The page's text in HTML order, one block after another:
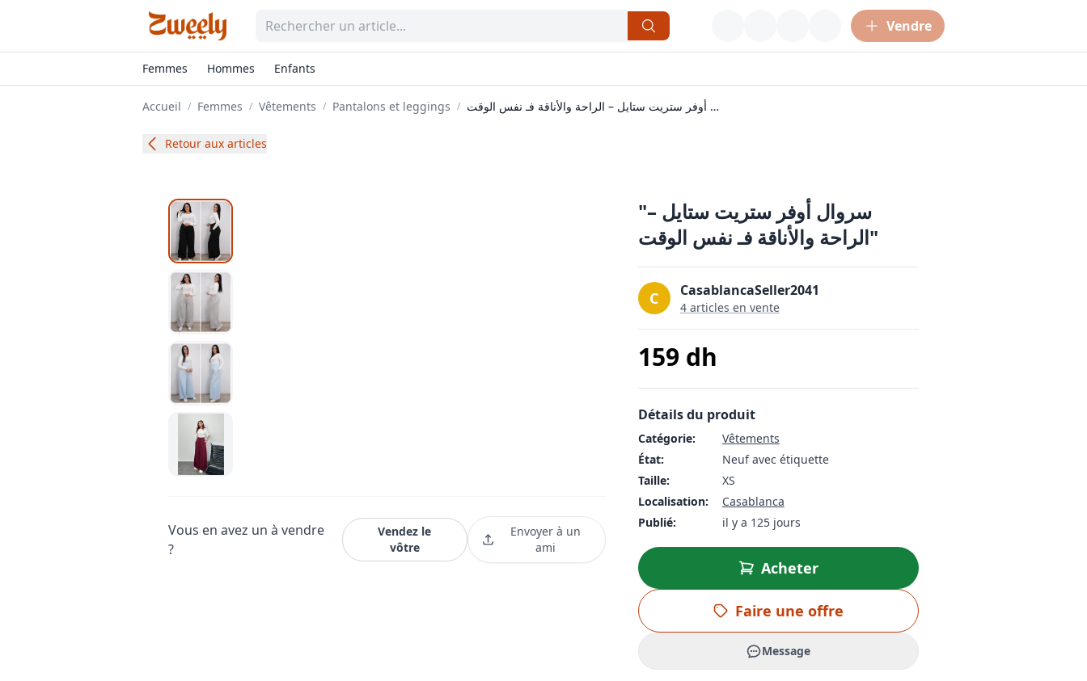
Vendre
Femmes Hommes Enfants
Accueil / Femmes / Vêtements / Pantalons et leggings / سروال أوفر ستريت ستايل – الراحة والأناقة فـ نفس الوقت
Retour aux articles
Vous en avez un à vendre
?
Vendez le
vôtre
Envoyer à un
ami
"سروال أوفر ستريت ستايل –
الراحة والأناقة فـ نفس الوقت"
C CasablancaSeller2041
4articles en vente
159 dh
Détails du produit
Catégorie:
Vêtements
État:
Neuf avec étiquette
Taille:
XS
Localisation:
Casablanca
Publié:
il y a 125 jours
Acheter
Faire une offre
Message